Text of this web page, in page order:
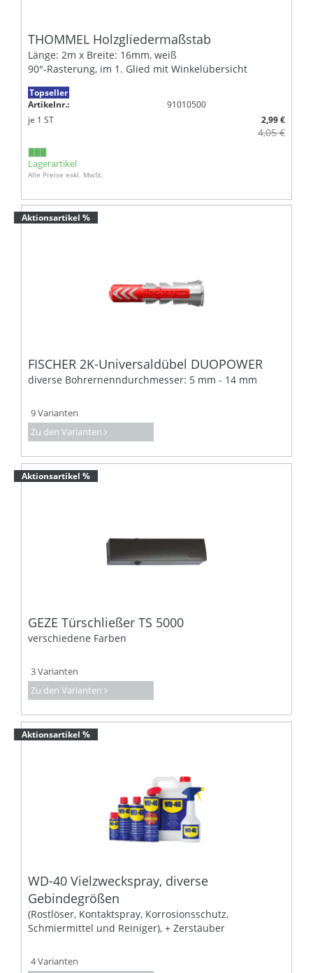
THOMMEL Holzgliedermaßstab
Länge: 2m x Breite: 16mm, weiß
90°-Rasterung, im 1. Glied mit Winkelübersicht
Topseller
Artikelnr.:
91010500
je 1 ST 2,99 €
4,05 €
Lagerartikel
Alle Preise exkl. MwSt.
Aktionsartikel %
FISCHER 2K-Universaldübel DUOPOWER
diverse Bohrernenndurchmesser: 5 mm - 14 mm
9 Varianten
Zu den Varianten
Aktionsartikel %
GEZE Türschließer TS 5000
verschiedene Farben
3 Varianten
Zu den Varianten
Aktionsartikel %
WD-40 Vielzweckspray, diverse
Gebindegrößen
(Rostlöser, Kontaktspray, Korrosionsschutz,
Schmiermittel und Reiniger), + Zerstäuber
4 Varianten